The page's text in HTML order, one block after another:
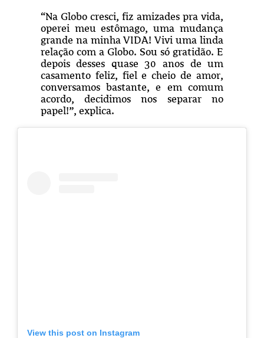
“Na Globo cresci, fiz amizades pra vida,
operei meu estômago, uma mudança
grande na minha VIDA! Vivi uma linda
relação com a Globo. Sou só gratidão. E
depois desses quase 30 anos de um
casamento feliz, fiel e cheio de amor,
conversamos bastante, e em comum
acordo, decidimos nos separar no
papel!”, explica.
View this post on Instagram